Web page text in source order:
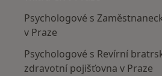
Psychologové s
v Praze
Psychologové s Revírní
zdravotní pojišťovna v Praze